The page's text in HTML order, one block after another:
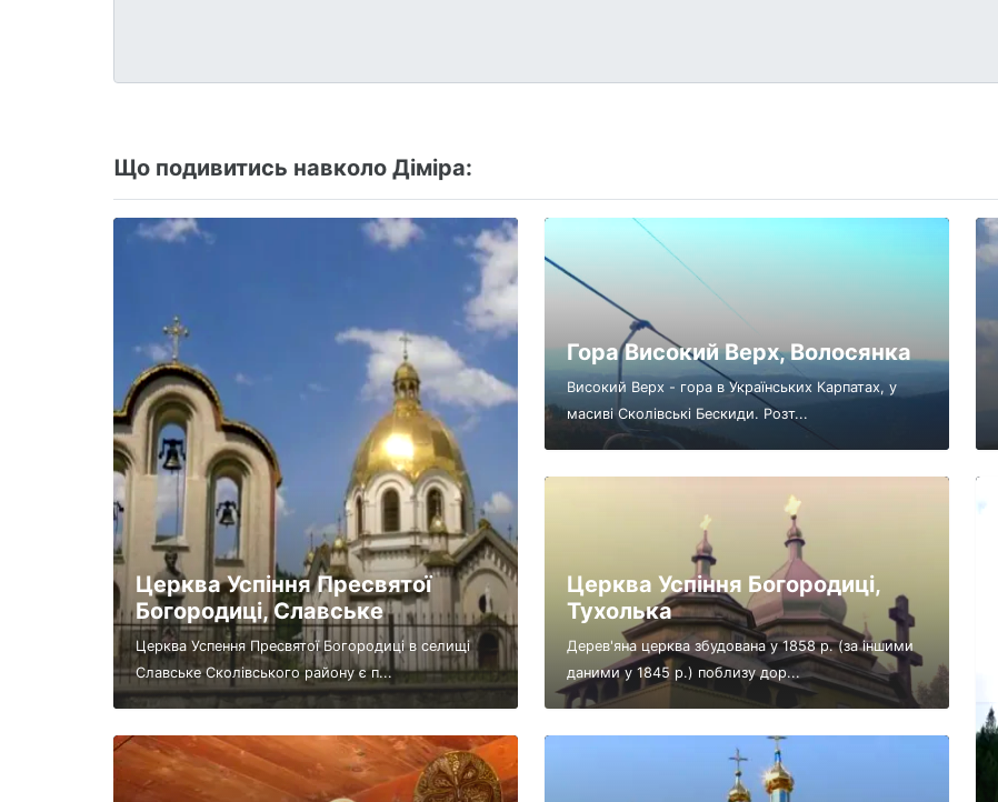
Що подивитись навколо Діміра:
Церква Успіння Пресвятої
Богородиці, Славське
Церква Успення Пресвятої Богородиці в селищі
Славське Сколівського району є п...
Гора Високий Верх, Волосянка
Високий Верх - гора в Українських Карпатах, у
масиві Сколівські Бескиди. Розт...
Церква Успіння Богородиці,
Тухолька
Дерев'яна церква збудована у 1858 р. (за іншими
даними у 1845 р.) поблизу дор...